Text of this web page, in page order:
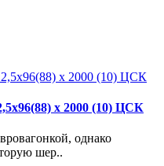
х 2000 (10) ЦСК
однако
шер..